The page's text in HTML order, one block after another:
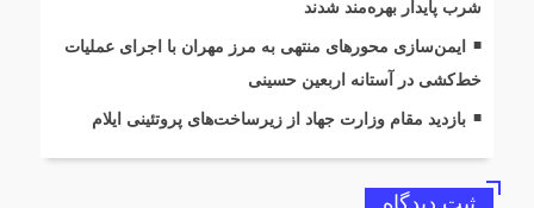
شرب پایدار بهره‌مند شدند
ایمن‌سازی محورهای منتهی به مرز مهران با اجرای عملیات
خط‌کشی در آستانه اربعین حسینی
بازدید مقام وزارت جهاد از زیرساخت‌های پروتئینی ایلام
ثبت دیدگاه